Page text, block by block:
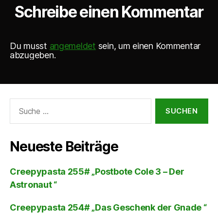
Schreibe einen Kommentar
Du musst angemeldet sein, um einen Kommentar
abzugeben.
nach:
Neueste Beiträge
Creepypasta 255# „Postbote Cole 3 – Der
Astronaut “
Creepypasta 254# „Das Geschenk der Gnade “